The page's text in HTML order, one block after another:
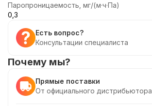
Паропроницаемость, мг/(м·ч·Па)
0,3
Есть вопрос?
Консультации специалиста
Почему мы?
Прямые поставки
От официального дистрибьютора